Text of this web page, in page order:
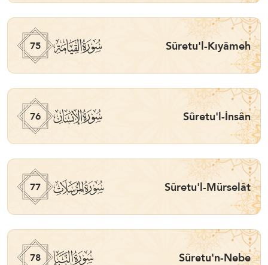
75 ﯸ Sûretu'l-Kıyâmeh
76 ﯹ Sûretu'l-İnsân
77 ﯺ Sûretu'l-Mürselât
78 ﯻ Sûretu'n-Nebe